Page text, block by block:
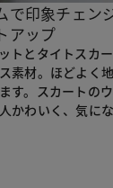
で印象チェン
アップ
トとタイトスカ
素材。 ほどよく
す。 スカートの
かわいく、気に